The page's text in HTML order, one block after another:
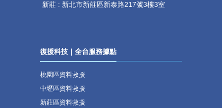
新莊 : 新北市新莊區新泰路217號3樓3室
復援科技｜全台服務據點
桃園區資料救援
中壢區資料救援
新莊區資料救援